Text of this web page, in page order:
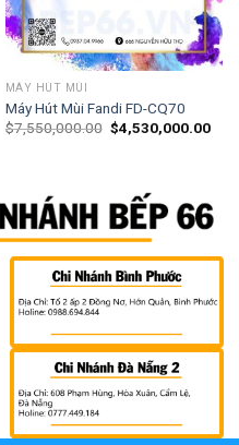
MÁY HÚT MÙI
Máy Hút Mùi Fandi FD-CQ70
$7,550,000.00 $4,530,000.00